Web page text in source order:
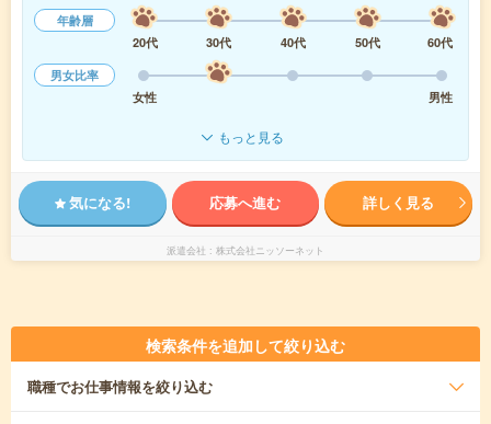
年齢層
20代
30代 40代 50代
60代
男女比率
女性
男性
もっと見る
気になる! 応募へ進む 詳しく見る
派遣会社 株式会社ニッソーネット
検索条件を追加して絞り込む
職種でお仕事情報を絞り込む